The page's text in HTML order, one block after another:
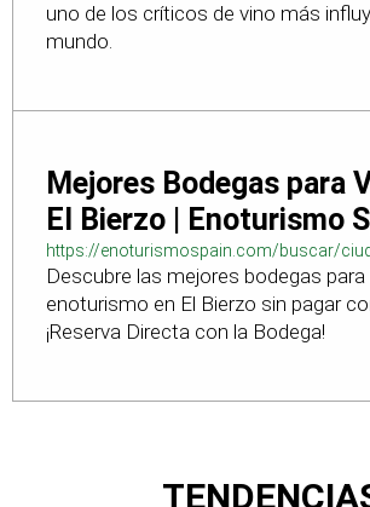
uno de los críticos de vino más
mundo.
Mejores Bodegas para
El Bierzo | Enoturismo
https://enoturismospain.com/buscar/
bodegas-en-leon
Descubre las mejores bodegas para
enoturismo en El Bierzo sin pagar
¡Reserva Directa con la Bodega!